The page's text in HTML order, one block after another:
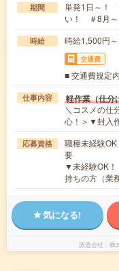
期間
単発1日～！
い！ ＃8月
時給 時給1,500円
交通費
■ 交通費規定
仕事内容 軽作業（仕分
＼コスメの仕
心！＞▼封入
応募資格
職種未経験
要
▼未経験OK
持ちの方（業
気になる!
派遣会社 株